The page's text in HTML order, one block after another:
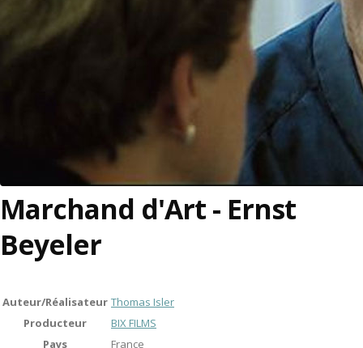
Marchand d'Art - Ernst
Beyeler
Auteur/Réalisateur Thomas Isler
Producteur
BIX FILMS
Pays
France